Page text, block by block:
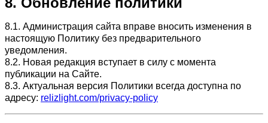
8.1. Администрация сайта вправе вносить изменения в
настоящую Политику без предварительного
уведомления.
8.2. Новая редакция вступает в силу с момента
публикации на Сайте.
8.3. Актуальная версия Политики всегда доступна по
адресу: relizlight.com/privacy-policy